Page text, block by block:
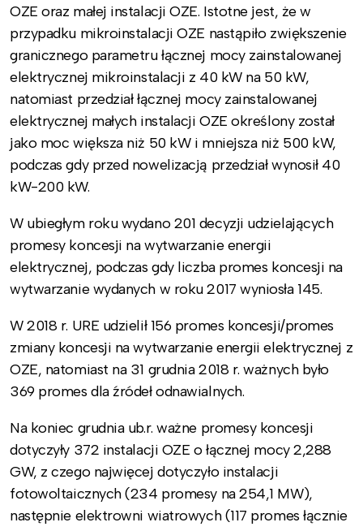
OZE oraz małej instalacji OZE. Istotne jest, że w
przypadku mikroinstalacji OZE nastąpiło zwiększenie
granicznego parametru łącznej mocy zainstalowanej
elektrycznej mikroinstalacji z 40 kW na 50 kW,
natomiast przedział łącznej mocy zainstalowanej
elektrycznej małych instalacji OZE określony został
jako moc większa niż 50 kW i mniejsza niż 500 kW,
podczas gdy przed nowelizacją przedział wynosił 40
kW-200 kW.
W ubiegłym roku wydano 201 decyzji udzielających
promesy koncesji na wytwarzanie energii
elektrycznej, podczas gdy liczba promes koncesji na
wytwarzanie wydanych w roku 2017 wyniosła 145.
W 2018 r. URE udzielił 156 promes koncesji/promes
zmiany koncesji na wytwarzanie energii elektrycznej z
OZE, natomiast na 31 grudnia 2018 r. ważnych było
369 promes dla źródeł odnawialnych.
Na koniec grudnia ub.r. ważne promesy koncesji
dotyczyły 372 instalacji OZE o łącznej mocy 2,288
GW, z czego najwięcej dotyczyło instalacji
fotowoltaicznych (234 promesy na 254,1 MW),
następnie elektrowni wiatrowych (117 promes łącznie